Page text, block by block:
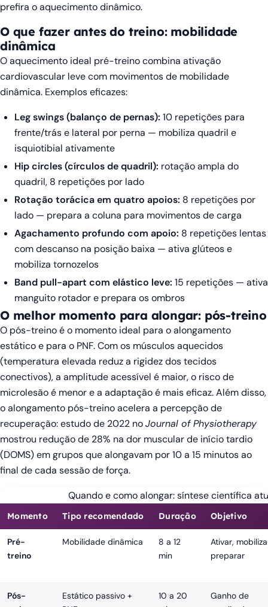
prefira o aquecimento dinâmico.
O que fazer antes do treino: mobilidade
dinâmica
O aquecimento ideal pré-treino combina ativação
cardiovascular leve com movimentos de mobilidade
dinâmica. Exemplos eficazes:
Leg swings (balanço de pernas): 10 repetições para
frente/trás e lateral por perna — mobiliza quadril e
isquiotibial ativamente
Hip circles (círculos de quadril): rotação ampla do
quadril, 8 repetições por lado
Rotação torácica em quatro apoios: 8 repetições por
lado — prepara a coluna para movimentos de carga
Agachamento profundo com apoio: 8 repetições lentas
com descanso na posição baixa — ativa glúteos e
mobiliza tornozelos
Band pull-apart com elástico leve: 15 repetições — ativa
manguito rotador e prepara os ombros
O melhor momento para alongar: pós-treino
O pós-treino é o momento ideal para o alongamento
estático e para o PNF. Com os músculos aquecidos
(temperatura elevada reduz a rigidez dos tecidos
conectivos), a amplitude acessível é maior, o risco de
microlesão é menor e a adaptação é mais eficaz. Além disso,
o alongamento pós-treino acelera a percepção de
recuperação: estudo de 2022 noJournal of Physiotherapy
mostrou redução de 28% na dor muscular de início tardio
(DOMS) em grupos que alongavam por 10 a 15 minutos ao
final de cada sessão de força.
Quando e como alongar: síntese científica
Momento Tipo recomendado Duração Objetivo
Pré-
treino
Mobilidade dinâmica
8 a 12
min
Ativar,
preparar
Pós-
Estático passivo +
10 a 20
Ganho de